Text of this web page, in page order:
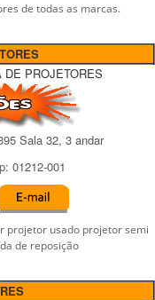
de todas as marcas.
PROJETORES
Sala 32, 3 andar
01212-001
projetor usado projetor semi
de reposição